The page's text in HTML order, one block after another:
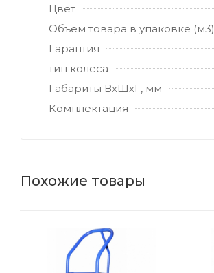
Цвет
Объём товара в упаковке (м3)
Гарантия
тип колеса
Габариты ВхШхГ, мм
Комплектация
Похожие товары